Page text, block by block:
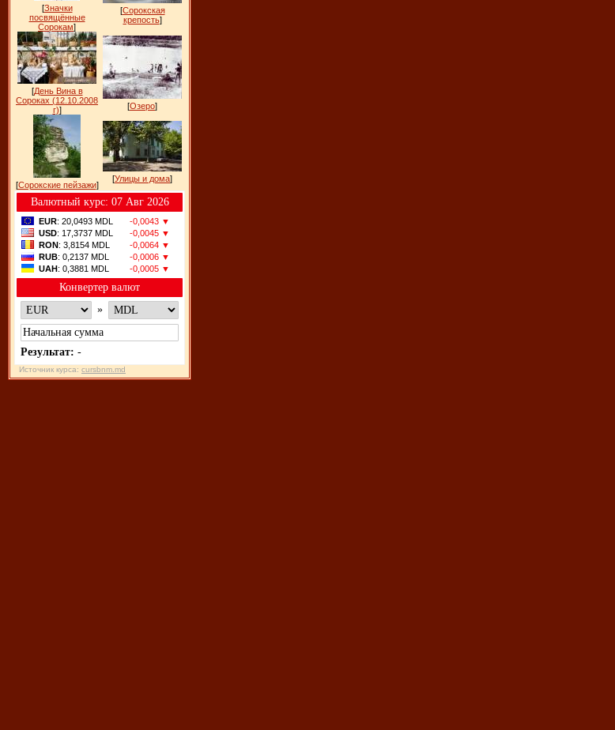
[Значки
посвящённые
Сорокам]
[Сорокская
крепость]
[День Вина в
Сороках (12.10.2008
г)] [Озеро]
[Сорокские пейзажи]
[Улицы и дома]
Bалютный курс: 07 Авг 2026
EUR: 20,0493 MDL
-0,0043 ▼
USD: 17,3737 MDL
-0,0045 ▼
RON: 3,8154 MDL
-0,0064 ▼
RUB: 0,2137 MDL
-0,0006 ▼
UAH: 0,3881 MDL -0,0005 ▼
Конвертер валют
»
Результат: -
Источник курса: cursbnm.md